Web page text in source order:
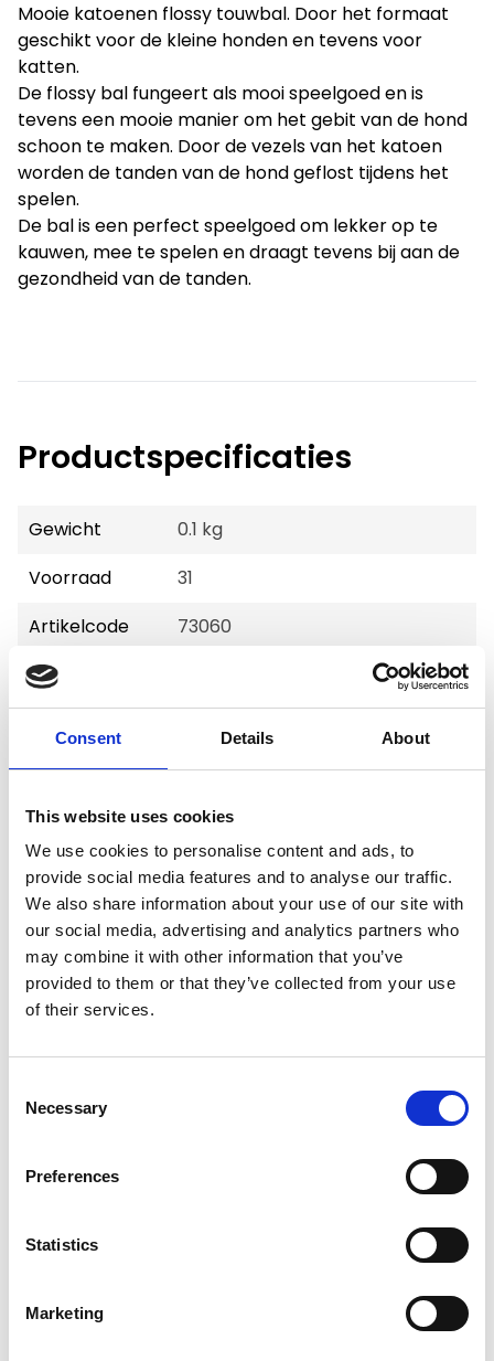
Consent Details About
This website uses cookies
We use cookies to personalise content and ads, to
provide social media features and to analyse our traffic.
We also share information about your use of our site with
our social media, advertising and analytics partners who
may combine it with other information that you’ve
provided to them or that they’ve collected from your use
of their services.
Selection
Necessary
Preferences
Statistics
Marketing
Mooie katoenen flossy touwbal. Door het formaat
geschikt voor de kleine honden en tevens voor
katten.
De flossy bal fungeert als mooi speelgoed en is
tevens een mooie manier om het gebit van de hond
schoon te maken. Door de vezels van het katoen
worden de tanden van de hond geflost tijdens het
spelen.
De bal is een perfect speelgoed om lekker op te
kauwen, mee te spelen en draagt tevens bij aan de
gezondheid van de tanden.
Productspecificaties
Gewicht
0.1 kg
Voorraad
31
Artikelcode
73060
EAN
Merk:KLD
KLD Katoenen flossy bal, klein
€1,99
Op voorraad
Voor 15.00 uur besteld dezelfde werkdag
Verzending €5,95 Nederland
Gerelateerde producten